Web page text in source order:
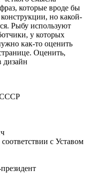
которые вроде бы
но какой-
Рыбу используют
у которых
как-то оценить
Оценить,
дизайн
с Уставом